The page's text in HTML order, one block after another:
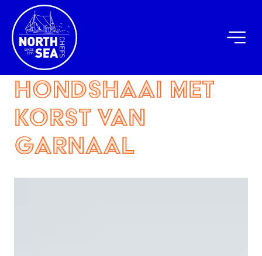
Hondshaai met
korst van
garnaal